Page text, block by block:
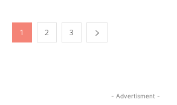
1 2 3
- Advertisment -